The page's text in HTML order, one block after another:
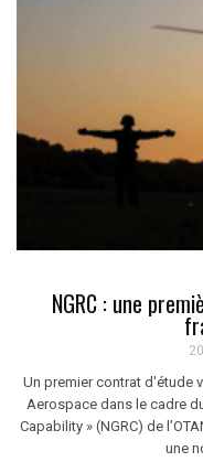
NGRC : une
Un premier contrat d'étude
Aerospace dans le cadre
Capability » (NGRC) de
une